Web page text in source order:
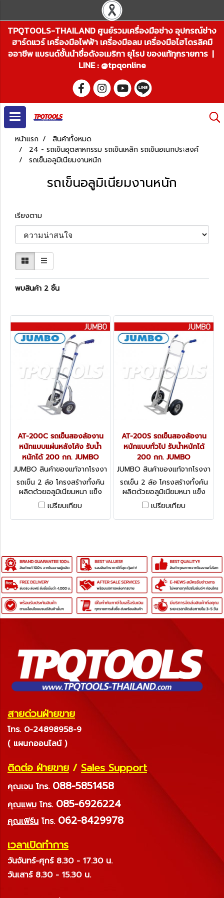
TPQTOOLS-THAILAND ศูนย์รวมเครื่องมือช่าง อุปกรณ์ช่าง
ฮาร์ดแวร์ เครื่องมือไฟฟ้า เครื่องมือลม เครื่องมือไฮโดรลิคมื
ออาชีพ แบรนด์ชั้นนำชื่อดังอเมริกา ยุโรป ของแท้ทุกรายการ |
LINE : @tpqonline
หน้าแรก
สินค้าทั้งหมด
24 - รถเข็นอุตสาหกรรม รถเข็นเหล็ก รถเข็นอเนกประสงค์
รถเข็นอลูมิเนียมงานหนัก
รถเข็นอลูมิเนียมงานหนัก
เรียงตาม
พบสินค้า 2 ชิ้น
AT-200C รถเข็นสองล้องาน
หนักแบบแผ่นหลังโค้ง รับน้ำ
หนักได้ 200 กก. JUMBO
JUMBO สินค้าของแท้จากโรงงา
นผู้ผลิต AT-200C
รถเข็น 2 ล้อ โครงสร้างทั้งคัน
ผลิตด้วยอลูมิเนียมหนา แข็ง
แรง น้ำหนักเบา มือจับหุ้มยางกัน
ลื่น ล้อยางตัน ไม่มีแตก
เปรียบเทียบ
AT-200S รถเข็นสองล้องาน
หนักแบบทั่วไป รับน้ำหนักได้
200 กก. JUMBO
JUMBO สินค้าของแท้จากโรงงา
นผู้ผลิต AT-200S
รถเข็น 2 ล้อ โครงสร้างทั้งคัน
ผลิตด้วยอลูมิเนียมหนา แข็ง
แรง น้ำหนักเบา
เปรียบเทียบ
สายด่วนฝ่ายขาย
โทร. 0-24898958-9
( แผนกออนไลน์ )
ติดต่อ ฝ่ายขาย / Sales Support
คุณเจน โทร. 088-5851458
คุณแพม โทร. 085-6926224
คุณเฟิร์น โทร. 062-8429978
เวลาเปิดทำการ
วันจันทร์-ศุกร์ 8.30 - 17.30 น.
วันเสาร์ 8.30 - 15.30 น.